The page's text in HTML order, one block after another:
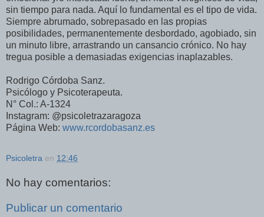
sin tiempo para nada. Aquí lo fundamental es el tipo de vida.
Siempre abrumado, sobrepasado en las propias
posibilidades, permanentemente desbordado, agobiado, sin
un minuto libre, arrastrando un cansancio crónico. No hay
tregua posible a demasiadas exigencias inaplazables.
Rodrigo Córdoba Sanz.
Psicólogo y Psicoterapeuta.
N° Col.: A-1324
Instagram: @psicoletrazaragoza
Página Web: www.rcordobasanz.es
Psicoletra en 12:46
No hay comentarios:
Publicar un comentario